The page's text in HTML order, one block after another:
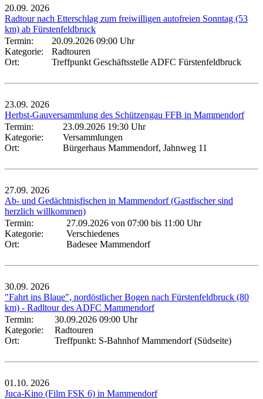
20.09. 2026
Radtour nach Etterschlag zum freiwilligen autofreien Sonntag (53
km) ab Fürstenfeldbruck
Termin:
20.09.2026 09:00 Uhr
Kategorie:
Radtouren
Ort:
Treffpunkt Geschäftsstelle ADFC Fürstenfeldbruck
23.09. 2026
Herbst-Gauversammlung des Schützengau FFB in Mammendorf
Termin:
23.09.2026 19:30 Uhr
Kategorie:
Versammlungen
Ort:
Bürgerhaus Mammendorf, Jahnweg 11
27.09. 2026
Ab- und Gedächtnisfischen in Mammendorf (Gastfischer sind
herzlich willkommen)
Termin:
27.09.2026 von 07:00 bis 11:00 Uhr
Kategorie:
Verschiedenes
Ort:
Badesee Mammendorf
30.09. 2026
"Fahrt ins Blaue", nordöstlicher Bogen nach Fürstenfeldbruck (80
km) - Radltour des ADFC Mammendorf
Termin:
30.09.2026 09:00 Uhr
Kategorie:
Radtouren
Ort:
Treffpunkt: S-Bahnhof Mammendorf (Südseite)
01.10. 2026
Juca-Kino (Film FSK 6) in Mammendorf